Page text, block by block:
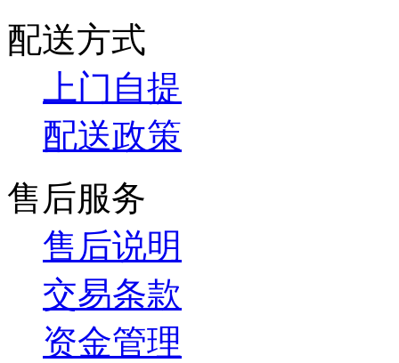
配送方式
上门自提
配送政策
售后服务
售后说明
交易条款
资金管理